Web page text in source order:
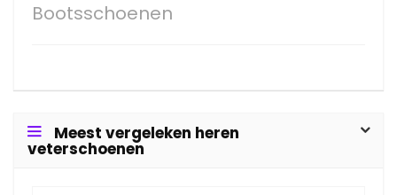
Bootsschoenen
Meest vergeleken heren
veterschoenen